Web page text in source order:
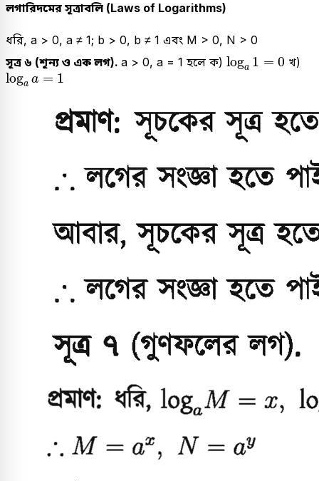
লগারিদমের সূত্রাবলি (Laws of Logarithms)
ধরি, a > 0, a ≠ 1; b > 0, b ≠ 1 এবং M > 0, N > 0
সূত্র ৬ (শূন্য ও এক লগ). a > 0, a = 1 হলে ক) loga 1 = 0
log a1 খ)
loga a = 1
log aa = 1